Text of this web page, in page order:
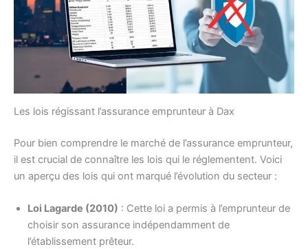
Les lois régissant l’assurance emprunteur à Dax
Pour bien comprendre le marché de l’assurance emprunteur,
il est crucial de connaître les lois qui le réglementent. Voici
un aperçu des lois qui ont marqué l’évolution du secteur :
Loi Lagarde (2010) : Cette loi a permis à l’emprunteur de
choisir son assurance indépendamment de
l’établissement prêteur.